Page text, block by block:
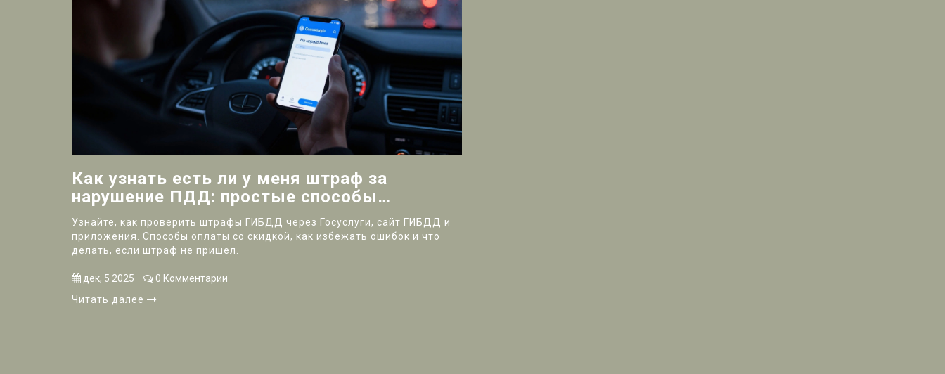
Как узнать есть ли у меня штраф за
нарушение ПДД: простые способы
проверки
Узнайте, как проверить штрафы ГИБДД через Госуслуги, сайт ГИБДД и
приложения. Способы оплаты со скидкой, как избежать ошибок и что
делать, если штраф не пришел.
дек, 5 2025
0 Комментарии
Читать далее